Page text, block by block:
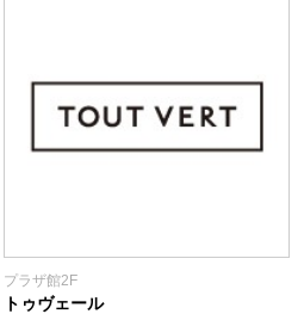
プラザ館2F
トゥヴェール